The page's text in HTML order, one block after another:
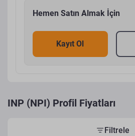
Hemen Satın Almak İçin
Kayıt Ol
INP (NPI) Profil Fiyatları
Filtrele